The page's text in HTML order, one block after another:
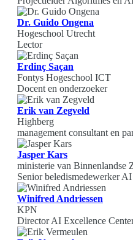
Dr. Guido Ongena
Hogeschool Utrecht
Lector
Erdinç Saçan
Fontys Hogeschool ICT
Docent en onderzoeker
Erik van Zegveld
Highberg
management consultant en
Jasper Kars
ministerie van Binnenlandse
Senior beledismedewerker
Winifred Andriessen
KPN
Director AI Excellence